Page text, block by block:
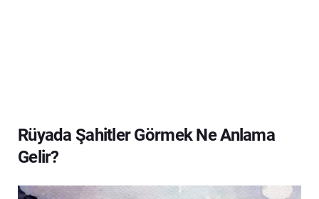
Rüyada Şahitler Görmek Ne Anlama
Gelir?